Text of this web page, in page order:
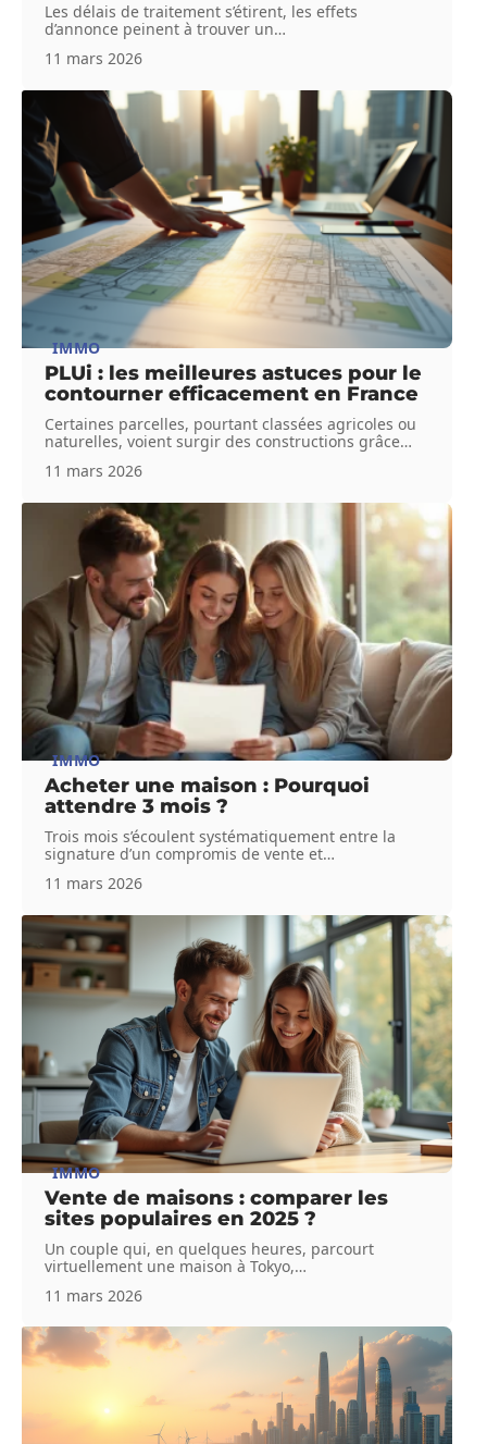
Les délais de traitement s’étirent, les effets
d’annonce peinent à trouver un…
11 mars 2026
IMMO
PLUi : les meilleures astuces pour le
contourner efficacement en France
Certaines parcelles, pourtant classées agricoles ou
naturelles, voient surgir des constructions grâce…
11 mars 2026
IMMO
Acheter une maison : Pourquoi
attendre 3 mois ?
Trois mois s’écoulent systématiquement entre la
signature d’un compromis de vente et…
11 mars 2026
IMMO
Vente de maisons : comparer les
sites populaires en 2025 ?
Un couple qui, en quelques heures, parcourt
virtuellement une maison à Tokyo,…
11 mars 2026